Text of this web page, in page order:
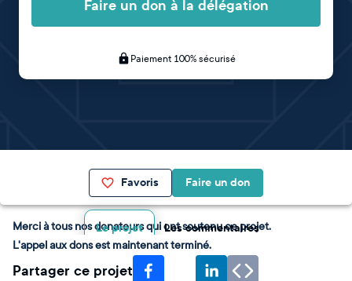
Faire un don à la délégation
Paiement 100% sécurisé
Favoris Faire un don
Le projet Les commentaires
Merci à tous nos donateurs qui ont soutenu ce projet.
L'appel aux dons est maintenant terminé.
Partager ce projet